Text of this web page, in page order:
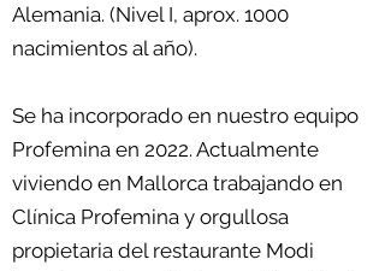
Alemania. (Nivel I, aprox. 1000
nacimientos al año).
Se ha incorporado en nuestro equipo
Profemina en 2022. Actualmente
viviendo en Mallorca trabajando en
Clínica Profemina y orgullosa
propietaria del restaurante Modi